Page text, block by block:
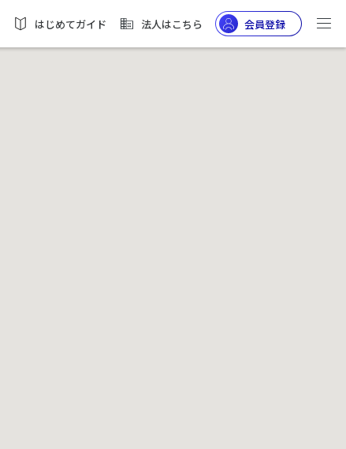
はじめてガイド 法人はこちら 会員登録